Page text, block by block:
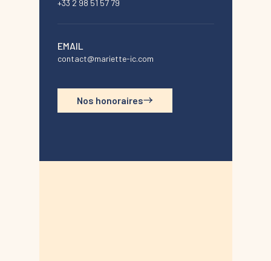
+33 2 98 51 57 79
EMAIL
contact@mariette-ic.com
Nos honoraires